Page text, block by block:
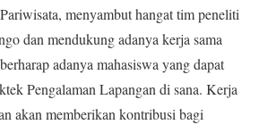
menyambut hangat tim peneliti
dan mendukung adanya kerja sama
adanya mahasiswa yang dapat
Pengalaman Lapangan di sana. Kerja
akan memberikan kontribusi bagi